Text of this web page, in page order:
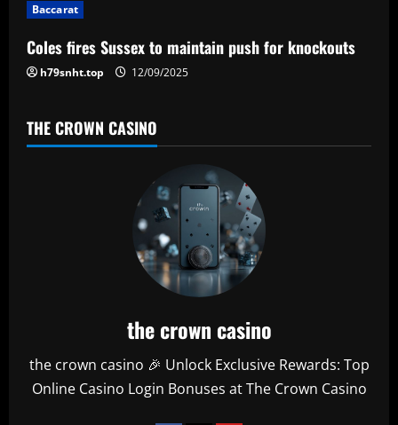
o
n
Baccarat
Coles fires Sussex to maintain push for knockouts
h79snht.top 12/09/2025
THE CROWN CASINO
the crown casino
the crown casino 🎉 Unlock Exclusive Rewards: Top
Online Casino Login Bonuses at The Crown Casino